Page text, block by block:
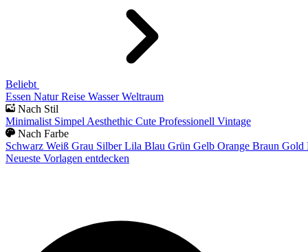
Beliebt
Essen Natur Reise Wasser Weltraum
Nach Stil
Minimalist Simpel Aesthethic Cute Professionell Vintage
Nach Farbe
Schwarz Weiß Grau Silber Lila Blau Grün Gelb Orange Braun Gold
Neueste Vorlagen entdecken